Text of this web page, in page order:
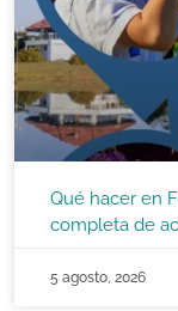
Qué hacer en
completa de
5 agosto, 2026